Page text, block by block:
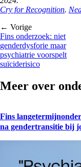
Cry for Recognition.
← Vorige
Fins onderzoek: niet
genderdysforie maar
psychiatrie voorspelt
suïciderisico
Meer over
Fins
na gendertransitie bij